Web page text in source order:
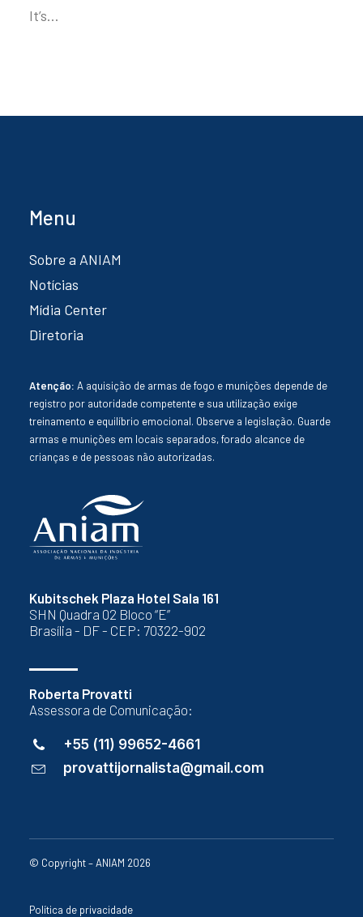
It’s…
Kubitschek Plaza Hotel Sala 161
SHN Quadra 02 Bloco “E”
Brasília - DF - CEP: 70322-902
Roberta Provatti
Assessora de Comunicação:
+55 (11) 99652-4661
provattijornalista@gmail.com
Menu
Sobre a ANIAM
Notícias
Mídia Center
Diretoria
Atenção: A aquisição de armas de fogo e munições depende de
registro por autoridade competente e sua utilização exige
treinamento e equilíbrio emocional. Observe a legislação. Guarde
armas e munições em locais separados, forado alcance de
crianças e de pessoas não autorizadas.
© Copyright – ANIAM 2026
Política de privacidade